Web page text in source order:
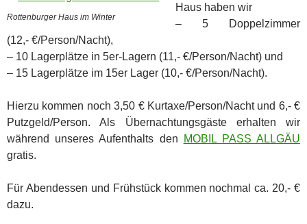
Rottenburger Haus im Winter
Haus haben wir
– 5 Doppelzimmer
(12,‑ €/Person/Nacht),
– 10 Lagerplätze in 5er-Lagern (11,‑ €/Person/Nacht) und
– 15 Lagerplätze im 15er Lager (10,‑ €/Person/Nacht).
Hierzu kommen noch 3,50 € Kurtaxe/Person/Nacht und 6,‑ €
Putzgeld/Person. Als Übernachtungsgäste erhalten wir
während unseres Aufenthalts den
MOBIL PASS ALLGÄU
gratis.
Für Abendessen und Frühstück kommen nochmal ca. 20,‑ €
dazu.